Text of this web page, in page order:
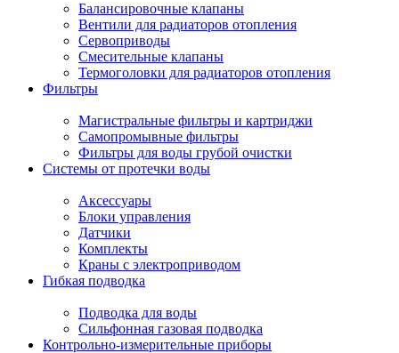
Балансировочные клапаны
Вентили для радиаторов отопления
Сервоприводы
Смесительные клапаны
Термоголовки для радиаторов отопления
Фильтры
Магистральные фильтры и картриджи
Самопромывные фильтры
Фильтры для воды грубой очистки
Системы от протечки воды
Аксессуары
Блоки управления
Датчики
Комплекты
Краны с электроприводом
Гибкая подводка
Подводка для воды
Сильфонная газовая подводка
Контрольно-измерительные приборы